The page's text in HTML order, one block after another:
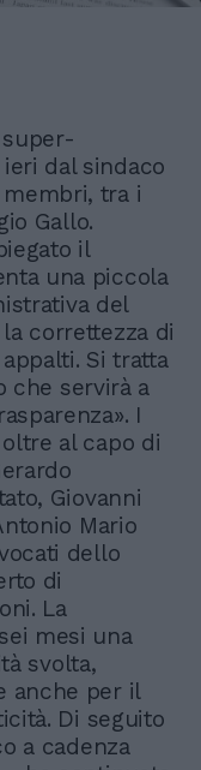
dal sindaco
tra i
Gallo.
il
una piccola
del
correttezza di
Si tratta
che servirà a
I
al capo di
Giovanni
Mario
dello
di
La
mesi una
svolta,
anche per il
Di seguito
a cadenza